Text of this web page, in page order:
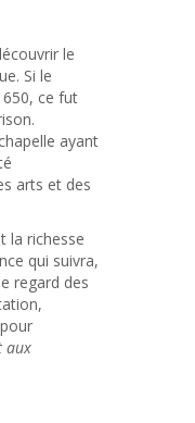
le
Si le
ce fut
ayant
arts et des
la richesse
qui suivra,
regard des
aux